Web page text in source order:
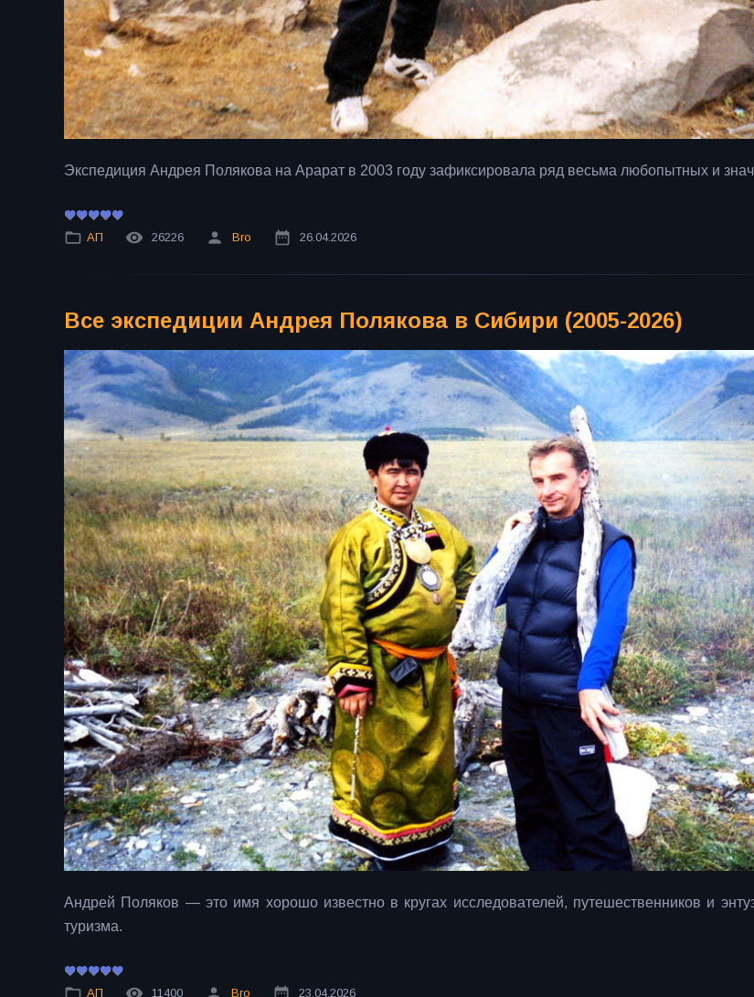
Экспедиция Андрея Полякова на Арарат в 2003 году зафиксировала ряд весьма любопытных и
АП 26226 Bro 26.04.2026
Все экспедиции Андрея Полякова в Сибири (2005-2026)
Андрей Поляков — это имя хорошо известно в кругах исследователей, путешественников и
туризма.
АП 11400 Bro 23.04.2026